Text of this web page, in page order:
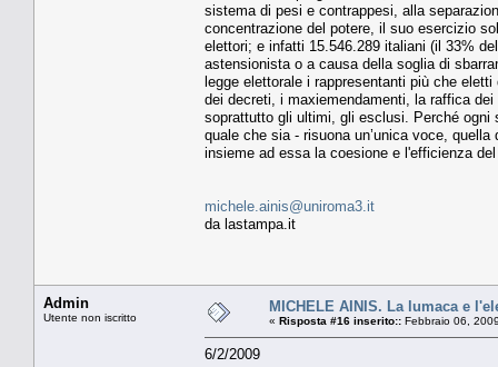
sistema di pesi e contrappesi, alla
concentrazione del potere, il suo esercizio
elettori; e infatti 15.546.289 italiani (il 33%
astensionista o a causa della soglia di
legge elettorale i rappresentanti più che
dei decreti, i maxiemendamenti, la raffica
soprattutto gli ultimi, gli esclusi. Perché ogni
quale che sia - risuona un’unica voce,
insieme ad essa la coesione e l'efficienza
michele.ainis@uniroma3.it
da lastampa.it
Admin
Utente non iscritto
MICHELE AINIS. La lumaca e
« Risposta #16 inserito:: Febbraio 06,
6/2/2009